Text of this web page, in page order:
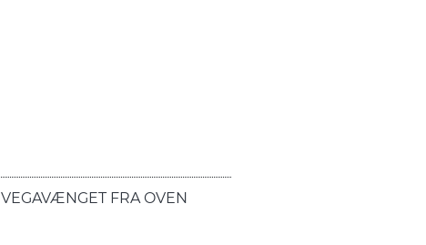
VEGAVÆNGET FRA OVEN